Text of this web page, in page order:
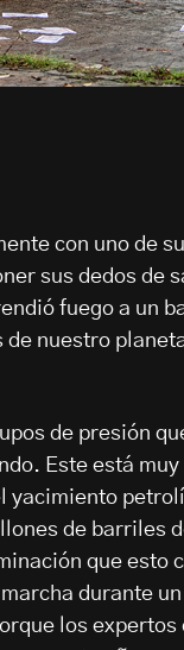
con uno de
sus dedos de
fuego a un
nuestro
de presión
Este está
yacimiento
de barriles
que esto
durante
los expertos